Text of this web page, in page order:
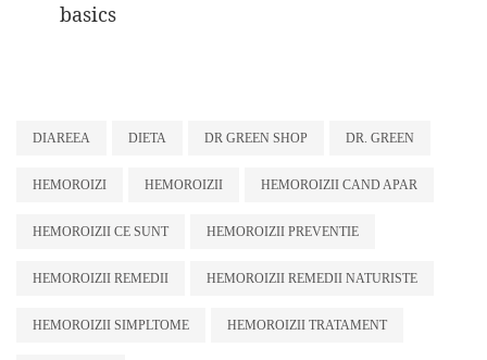
basics
DIAREEA DIETA DR GREEN SHOP DR. GREEN
HEMOROIZI HEMOROIZII HEMOROIZII CAND APAR
HEMOROIZII CE SUNT HEMOROIZII PREVENTIE
HEMOROIZII REMEDII HEMOROIZII REMEDII NATURISTE
HEMOROIZII SIMPLTOME HEMOROIZII TRATAMENT